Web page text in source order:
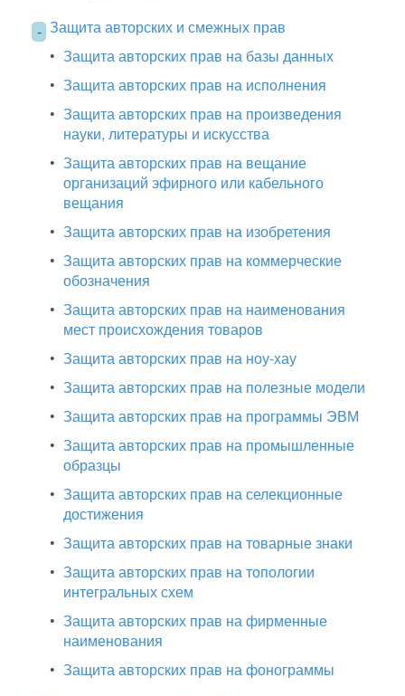
- Защита авторских и смежных прав
• Защита авторских прав на базы данных
• Защита авторских прав на исполнения
• Защита авторских прав на произведения
науки, литературы и искусства
• Защита авторских прав на вещание
организаций эфирного или кабельного
вещания
• Защита авторских прав на изобретения
• Защита авторских прав на коммерческие
обозначения
• Защита авторских прав на наименования
мест происхождения товаров
• Защита авторских прав на ноу-хау
• Защита авторских прав на полезные модели
• Защита авторских прав на программы ЭВМ
• Защита авторских прав на промышленные
образцы
• Защита авторских прав на селекционные
достижения
• Защита авторских прав на товарные знаки
• Защита авторских прав на топологии
интегральных схем
• Защита авторских прав на фирменные
наименования
• Защита авторских прав на фонограммы